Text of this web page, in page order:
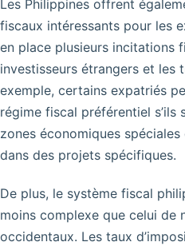
Les Philippines offrent
fiscaux intéressants pour les
en place plusieurs incitations
investisseurs étrangers et les
exemple, certains expatriés
régime fiscal préférentiel s’ils
zones économiques spéciales
dans des projets spécifiques.
De plus, le système fiscal
moins complexe que celui de
occidentaux. Les taux